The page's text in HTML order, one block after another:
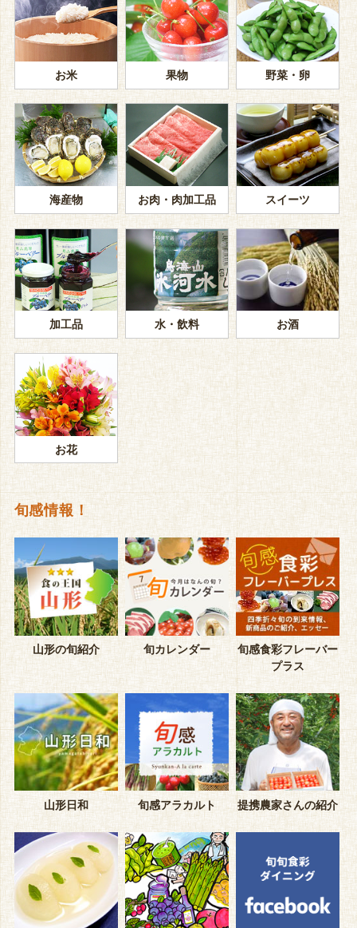
お米 果物 野菜・卵
海産物 お肉・肉加工品 スイーツ
加工品 水・飲料 お酒
お花
旬感情報！
山形の旬紹介 旬カレンダー
旬感食彩フレーバー
プラス
山形日和 旬感アラカルト 提携農家さんの紹介